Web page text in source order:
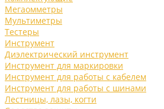
Мегаомметры
Мультиметры
Тестеры
Инструмент
Диэлектрический инструмент
Инструмент для маркировки
Инструмент для работы с кабелем
Инструмент для работы с шинами
Лестницы, лазы, когти